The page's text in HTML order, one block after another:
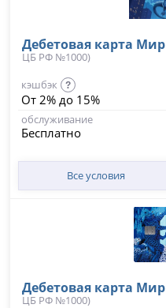
Дебетовая карта
ЦБ РФ №1000)
кэшбэк
?
От 2% до 15%
обслуживание
Бесплатно
Все условия
Дебетовая карта
ЦБ РФ №1000)